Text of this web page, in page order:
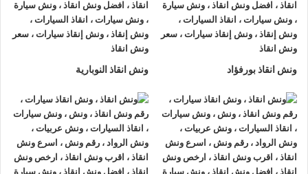
اتصل بخدمة العملاء التابعة لنا على مدار 24 ساعة الآن للحصول
علىأقرب ونش انقاذمن موقعك في صلاح سالم فريق المساعدة
على أهبة الاستعداد و جاهز دائما لمساعدتك في أي وقت من النهار
أو الليل 24/7/365 تشمل خدمات
انقاذ السيارات في صلاح سالم
علي ما يلي:
1- السرعة
يصلكونش انقاذ السيارات
بسرعة فائقة خلال 30 دقيقة بحد اقصي
فور طلبك لـونش إنقاذ سياراتمن أجل إنقاذ السياراتالمُعطّلة في
ونش انقاذ بورفؤاد ونش انقاذ النوبارية